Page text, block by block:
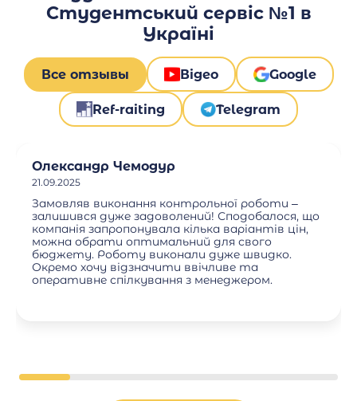
Студентський сервіс №1 в
Україні
Все отзывы Відео Google
Ref-raiting Telegram
Олександр Чемодур
21.09.2025
Замовляв виконання контрольної роботи –
залишився дуже задоволений! Сподобалося, що
компанія запропонувала кілька варіантів цін,
можна обрати оптимальний для свого
бюджету. Роботу виконали дуже швидко.
Окремо хочу відзначити ввічливе та
оперативне спілкування з менеджером.